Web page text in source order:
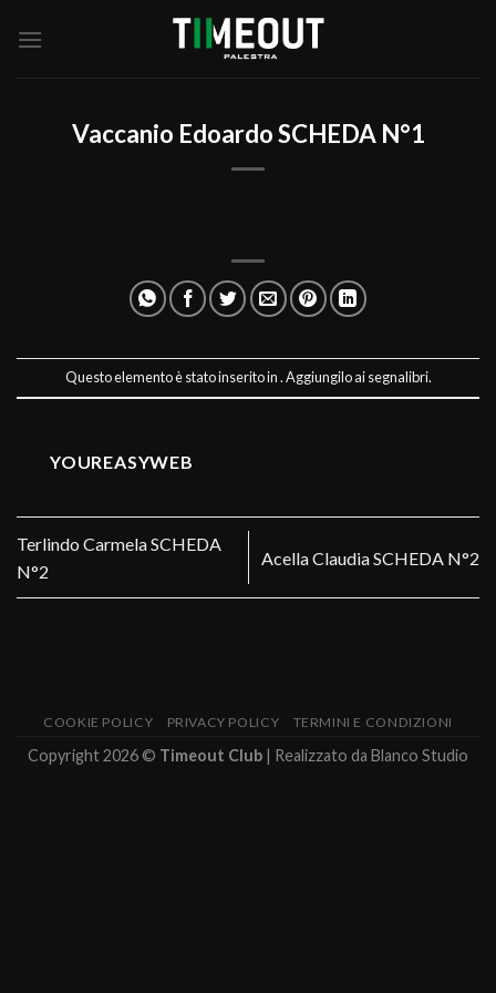
Vaccanio Edoardo SCHEDA N°1
Questo elemento è stato inserito in . Aggiungilo aisegnalibri.
YOUREASYWEB
Terlindo Carmela SCHEDA
N°2
Acella Claudia SCHEDA N°2
COOKIE POLICY PRIVACY POLICY TERMINI E CONDIZIONI
Copyright 2026 © Timeout Club | Realizzato da Blanco Studio